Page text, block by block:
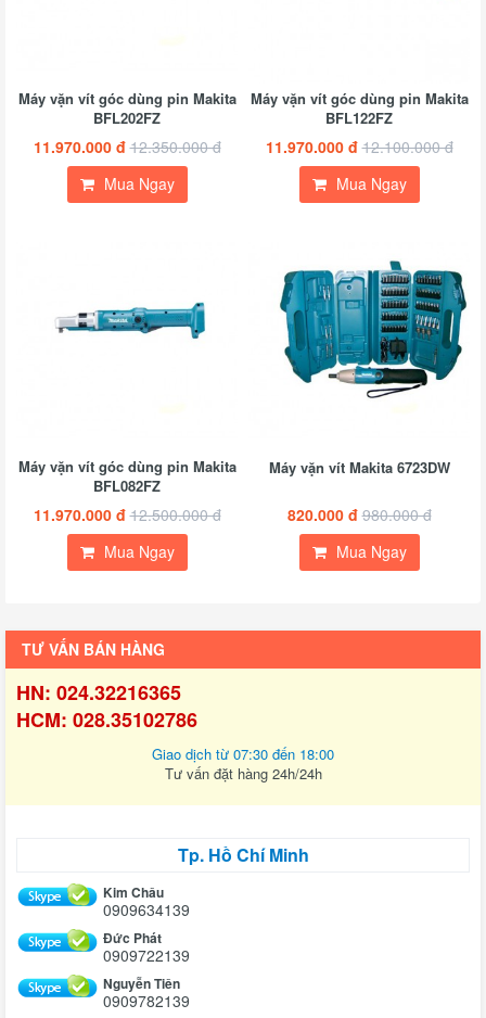
Máy vặn vít góc dùng pin Makita
BFL202FZ
11.970.000 đ 12.350.000 đ
Mua Ngay
Máy vặn vít góc dùng pin Makita
BFL122FZ
11.970.000 đ 12.100.000 đ
Mua Ngay
Máy vặn vít góc dùng pin Makita
BFL082FZ
11.970.000 đ 12.500.000 đ
Mua Ngay
Máy vặn vít Makita 6723DW
820.000 đ 980.000 đ
Mua Ngay
TƯ VẤN BÁN HÀNG
HN: 024.32216365
HCM: 028.35102786
Giao dịch từ 07:30 đến 18:00
Tư vấn đặt hàng 24h/24h
Tp. Hồ Chí Minh
Kim Châu
0909634139
Đức Phát
0909722139
Nguyễn Tiên
0909782139